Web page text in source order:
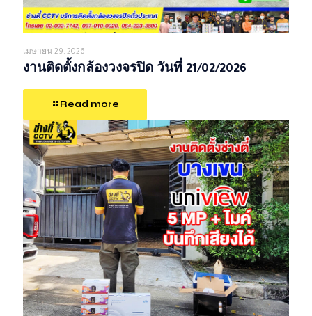
เมษายน 29, 2026
งานติดตั้งกล้องวงจรปิด วันที่ 21/02/2026
Read more